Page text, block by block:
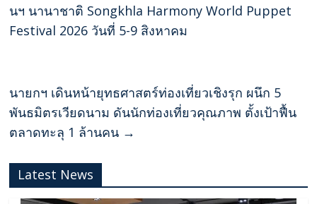
นฯ นานาชาติ Songkhla Harmony World Puppet
Festival 2026 วันที่ 5-9 สิงหาคม
นายกฯ เดินหน้ายุทธศาสตร์ท่องเที่ยวเชิงรุก ผนึก 5
พันธมิตรเวียดนาม ดันนักท่องเที่ยวคุณภาพ ตั้งเป้าฟื้น
ตลาดทะลุ 1 ล้านคน →
Latest News